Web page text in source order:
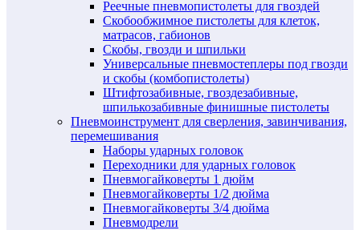
Реечные пневмопистолеты для гвоздей
Скобообжимное пистолеты для клеток,
матрасов, габионов
Скобы, гвозди и шпильки
Универсальные пневмостеплеры под гвозди
и скобы (комбопистолеты)
Штифтозабивные, гвоздезабивные,
шпилькозабивные финишные пистолеты
Пневмоинструмент для сверления, завинчивания,
перемешивания
Наборы ударных головок
Переходники для ударных головок
Пневмогайковерты 1 дюйм
Пневмогайковерты 1/2 дюйма
Пневмогайковерты 3/4 дюйма
Пневмодрели